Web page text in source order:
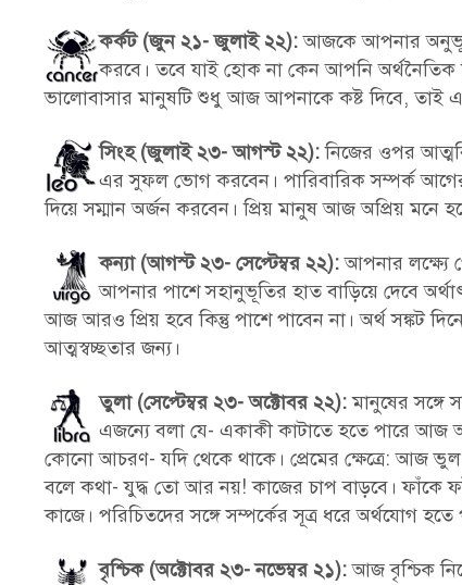
কর্কট (জুন ২১- জুলাই ২২):আজকে আপনার অনুভূতি
করবে। তবে যাই হোক না কেন আপনি অর্থনৈতিক
ভালোবাসার মানুষটি শুধু আজ আপনাকে কষ্ট দিবে, তাই
সিংহ (জুলাই ২৩- আগস্ট ২২):নিজের ওপর
এর সুফল ভোগ করবেন। পারিবারিক সম্পর্ক
দিয়ে সম্মান অর্জন করবেন। প্রিয় মানুষ আজ অপ্রিয় মনে
কন্যা (আগস্ট ২৩- সেপ্টেম্বর ২২):আপনার লক্ষ্যে
আপনার পাশে সহানুভূতির হাত বাড়িয়ে দেবে
আজ আরও প্রিয় হবে কিন্তু পাশে পাবেন না। অর্থ সঙ্কট
আত্মস্বচ্ছতার জন্য।
তুলা (সেপ্টেম্বর ২৩- অক্টোবর ২২):মানুষের সঙ্গে
এজন্যে বলা যে- একাকী কাটাতে হতে পারে আজ
কোনো আচরণ- যদি থেকে থাকে। প্রেমের ক্ষেত্রে: আজ
বলে কথা- যুদ্ধ তো আর নয়! কাজের চাপ বাড়বে। ফাঁকে
কাজে। পরিচিতদের সঙ্গে সম্পর্কের সূত্র ধরে অর্থযোগ হতে
বৃশ্চিক (অক্টোবর ২৩- নভেম্বর ২১):আজ বৃশ্চিক